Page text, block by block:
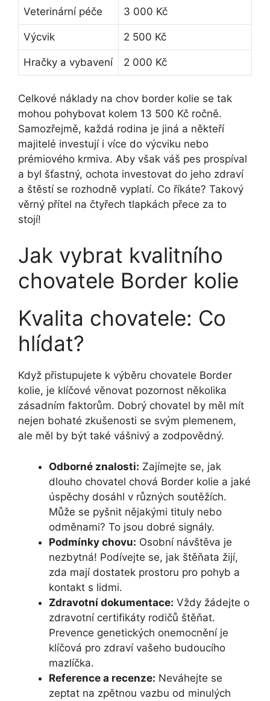
Veterinární péče 3 000 Kč
Výcvik 2 500 Kč
Hračky a vybavení 2 000 Kč
Celkové náklady na chov border kolie se tak
mohou pohybovat kolem 13 500 Kč ročně.
Samozřejmě, každá rodina je jiná a někteří
majitelé investují i více do výcviku nebo
prémiového krmiva. Aby však váš pes prospíval
a byl šťastný, ochota investovat do jeho zdraví
a štěstí se rozhodně vyplatí. Co říkáte? Takový
věrný přítel na čtyřech tlapkách přece za to
stojí!
Jak vybrat kvalitního
chovatele Border kolie
Kvalita chovatele: Co
hlídat?
Když přistupujete k výběru chovatele Border
kolie, je klíčové věnovat pozornost několika
zásadním faktorům. Dobrý chovatel by měl mít
nejen bohaté zkušenosti se svým plemenem,
ale měl by být také vášnivý a zodpovědný.
Odborné znalosti: Zajímejte se, jak
dlouho chovatel chová Border kolie a jaké
úspěchy dosáhl v různých soutěžích.
Může se pyšnit nějakými tituly nebo
odměnami? To jsou dobré signály.
Podmínky chovu: Osobní návštěva je
nezbytná! Podívejte se, jak štěňata žijí,
zda mají dostatek prostoru pro pohyb a
kontakt s lidmi.
Zdravotní dokumentace: Vždy žádejte o
zdravotní certifikáty rodičů štěňat.
Prevence genetických onemocnění je
klíčová pro zdraví vašeho budoucího
mazlíčka.
Reference a recenze: Neváhejte se
zeptat na zpětnou vazbu od minulých